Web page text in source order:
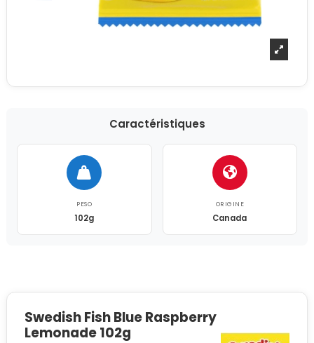
Caractéristiques
PESO
102g
ORIGINE
Canada
Swedish Fish Blue Raspberry
Lemonade 102g